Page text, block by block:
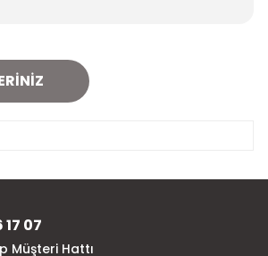
17 07
Müşteri Hattı